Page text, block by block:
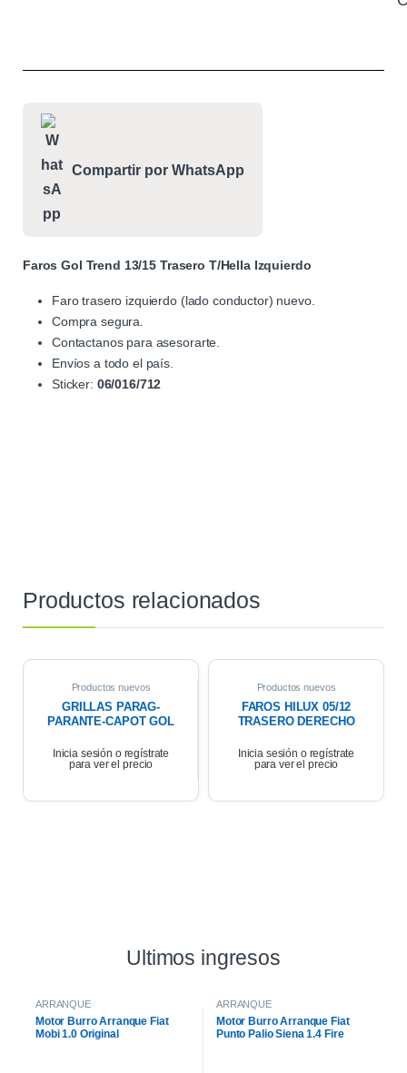
Compartir por WhatsApp
Faros Gol Trend 13/15 Trasero T/Hella Izquierdo
Faro trasero izquierdo (lado conductor) nuevo.
Compra segura.
Contactanos para asesorarte.
Envíos a todo el país.
Sticker: 06/016/712
Productos relacionados
Productos nuevos
GRILLAS PARAG-
PARANTE-CAPOT GOL
LAT PARAG S/FARO
DERECHA
Inicia sesión o regístrate
para ver el precio
Productos nuevos
FAROS HILUX 05/12
TRASERO DERECHO
Inicia sesión o regístrate
para ver el precio
Ultimos ingresos
ARRANQUE
Motor Burro Arranque Fiat
Mobi 1.0 Original
ARRANQUE
Motor Burro Arranque Fiat
Punto Palio Siena 1.4 Fire